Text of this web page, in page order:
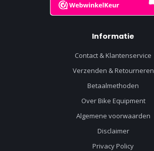
Informatie
Contact & Klantenservice
Verzenden & Retourneren
Betaalmethoden
Over Bike Equipment
Algemene voorwaarden
Disclaimer
Privacy Policy